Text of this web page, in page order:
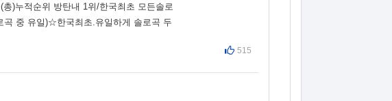
)누적순위 방탄내 1위/한국최초 모든솔로
중 유일)☆한국최초.유일하게 솔로곡 두
515